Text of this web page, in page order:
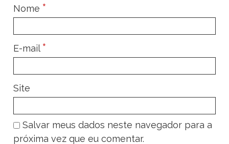
Nome *
E-mail *
Site
Salvar meus dados neste navegador para a
próxima vez que eu comentar.